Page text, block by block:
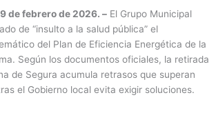
de febrero de 2026. – El Grupo Municipal
de “insulto a la salud pública” el
del Plan de Eficiencia Energética de la
Según los documentos oficiales, la retirada
de Segura acumula retrasos que superan
el Gobierno local evita exigir soluciones.